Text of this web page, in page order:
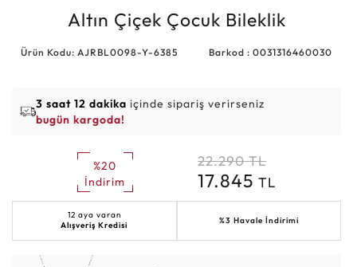
Altın Çiçek Çocuk Bileklik
Ürün Kodu: AJRBL0098-Y-6385 Barkod : 0031316460030
3 saat 12 dakika içinde sipariş verirseniz
bugün kargoda!
%20
İndirim
22.290 TL
17.845TL
12 aya varan
Alışveriş Kredisi
%3 Havale İndirimi